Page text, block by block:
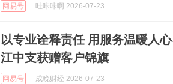
网易号 哇咔咔啊 2026-07-23
以专业诠释责任 用服务温暖人
江中支获赠客户锦旗
网易号 成晚财经 2026-07-23